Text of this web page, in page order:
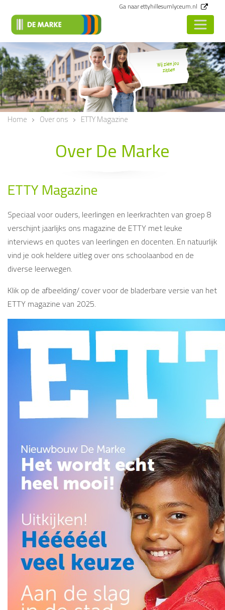
Ga naar ettyhillesumlyceum.nl
Wij zien jou
zitten
Vorige
Home Over ons ETTY Magazine
Over De Marke
ETTY Magazine
Speciaal voor ouders, leerlingen en leerkrachten van groep 8
verschijnt jaarlijks ons magazine de ETTY met leuke
interviews en quotes van leerlingen en docenten. En natuurlijk
vind je ook heldere uitleg over ons schoolaanbod en de
diverse leerwegen.
Klik op de afbeelding/ cover voor de bladerbare versie van het
ETTY magazine van 2025.